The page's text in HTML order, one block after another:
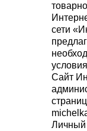
сети
Сайт
Личный